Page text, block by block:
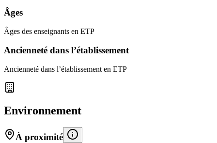
Âges
Âges des enseignants en ETP
Ancienneté dans l’établissement
Ancienneté dans l’établissement en ETP
Environnement
À proximité